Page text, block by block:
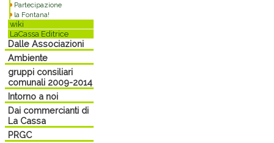
Partecipazione
la Fontana!
wiki
LaCassa Editrice
Dalle Associazioni
Ambiente
gruppi consiliari
comunali 2009-2014
Intorno a noi
Dai commercianti di
La Cassa
PRGC